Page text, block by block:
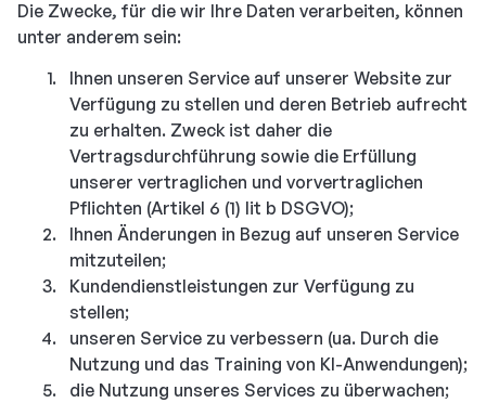
Die Zwecke, für die wir Ihre Daten verarbeiten, können
unter anderem sein:
Ihnen unseren Service auf unserer Website zur
Verfügung zu stellen und deren Betrieb aufrecht
zu erhalten. Zweck ist daher die
Vertragsdurchführung sowie die Erfüllung
unserer vertraglichen und vorvertraglichen
Pflichten (Artikel 6 (1) lit b DSGVO);
Ihnen Änderungen in Bezug auf unseren Service
mitzuteilen;
Kundendienstleistungen zur Verfügung zu
stellen;
unseren Service zu verbessern (ua. Durch die
Nutzung und das Training von KI-Anwendungen);
die Nutzung unseres Services zu überwachen;